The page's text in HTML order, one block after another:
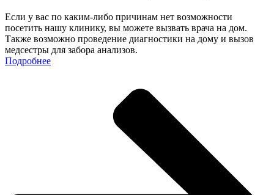
Eсли у вас по каким-либо причинам нет возможности
посетить нашу клинику, вы можете вызвать врача на дом.
Также возможно проведение диагностики на дому и вызов
медсестры для забора анализов.
Подробнее